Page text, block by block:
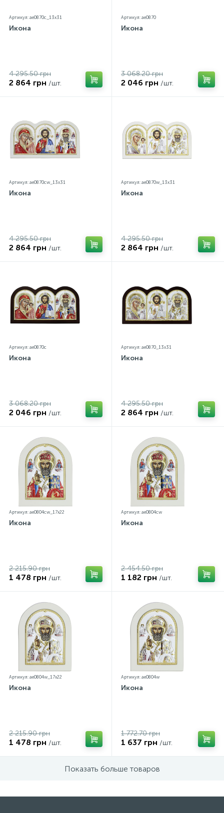
Артикул: ae0870c_13х31
Икона
4 295.50 грн
2 864 грн /шт.
Артикул: ae0870
Икона
3 068.20 грн
2 046 грн /шт.
Артикул: ae0870cw_13х31
Икона
4 295.50 грн
2 864 грн /шт.
Артикул: ae0870w_13х31
Икона
4 295.50 грн
2 864 грн /шт.
Артикул: ae0870c
Икона
3 068.20 грн
2 046 грн /шт.
Артикул: ae0870_13х31
Икона
4 295.50 грн
2 864 грн /шт.
Артикул: ae0804cw_17х22
Икона
2 215.90 грн
1 478 грн /шт.
Артикул: ae0804cw
Икона
2 454.50 грн
1 182 грн /шт.
Артикул: ae0804w_17х22
Икона
2 215.90 грн
1 478 грн /шт.
Артикул: ae0804w
Икона
1 772.70 грн
1 637 грн /шт.
Показать больше товаров